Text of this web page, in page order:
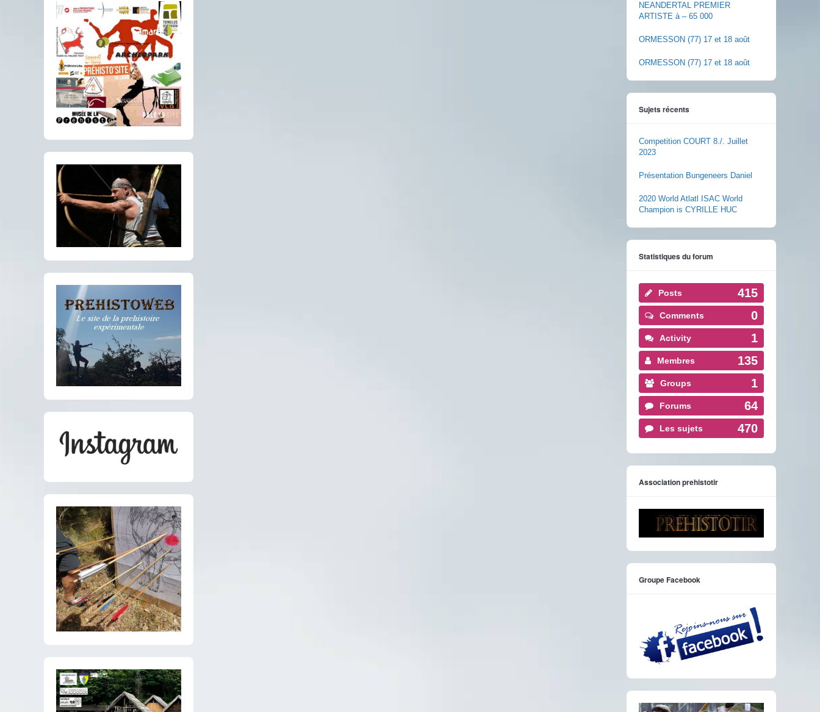
NEANDERTAL PREMIER
ARTISTE à – 65 000
ORMESSON (77) 17 et 18 août
ORMESSON (77) 17 et 18 août
Sujets récents
Competition COURT 8./. Juillet
2023
Présentation Bungeneers Daniel
2020 World Atlatl ISAC World
Champion is CYRILLE HUC
Statistiques du forum
Posts 415
Comments 0
Activity 1
Membres 135
Groups 1
Forums 64
Les sujets 470
Association prehistotir
Groupe Facebook